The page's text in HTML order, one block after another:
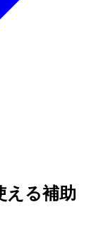
える補助